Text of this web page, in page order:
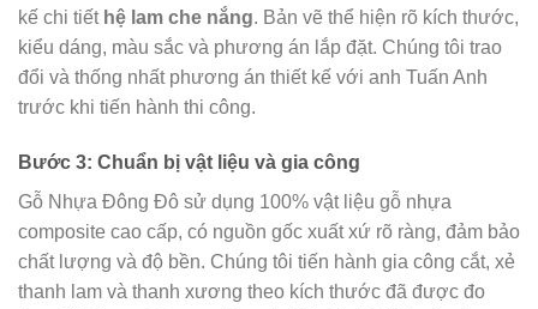
kế chi tiết hệ lam che nắng. Bản vẽ thể hiện rõ kích thước,
kiểu dáng, màu sắc và phương án lắp đặt. Chúng tôi trao
đổi và thống nhất phương án thiết kế với anh Tuấn Anh
trước khi tiến hành thi công.
Bước 3: Chuẩn bị vật liệu và gia công
Gỗ Nhựa Đông Đô sử dụng 100% vật liệu gỗ nhựa
composite cao cấp, có nguồn gốc xuất xứ rõ ràng, đảm bảo
chất lượng và độ bền. Chúng tôi tiến hành gia công cắt, xẻ
thanh lam và thanh xương theo kích thước đã được đo